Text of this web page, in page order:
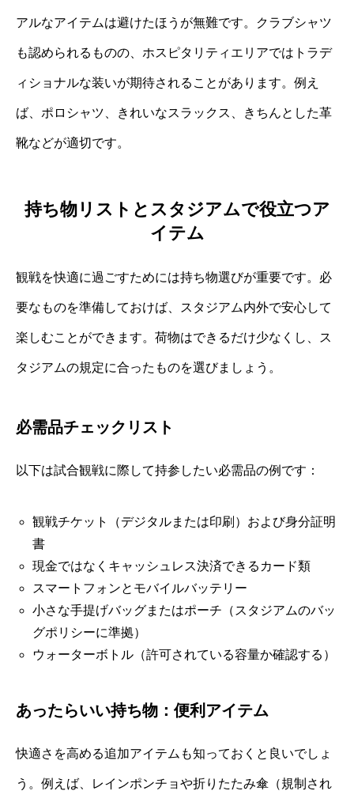
アルなアイテムは避けたほうが無難です。クラブシャツ
も認められるものの、ホスピタリティエリアではトラデ
ィショナルな装いが期待されることがあります。例え
ば、ポロシャツ、きれいなスラックス、きちんとした革
靴などが適切です。
持ち物リストとスタジアムで役立つア
イテム
観戦を快適に過ごすためには持ち物選びが重要です。必
要なものを準備しておけば、スタジアム内外で安心して
楽しむことができます。荷物はできるだけ少なくし、ス
タジアムの規定に合ったものを選びましょう。
必需品チェックリスト
以下は試合観戦に際して持参したい必需品の例です：
観戦チケット（デジタルまたは印刷）および身分証明
書
現金ではなくキャッシュレス決済できるカード類
スマートフォンとモバイルバッテリー
小さな手提げバッグまたはポーチ（スタジアムのバッ
グポリシーに準拠）
ウォーターボトル（許可されている容量か確認する）
あったらいい持ち物：便利アイテム
快適さを高める追加アイテムも知っておくと良いでしょ
う。例えば、レインポンチョや折りたたみ傘（規制され